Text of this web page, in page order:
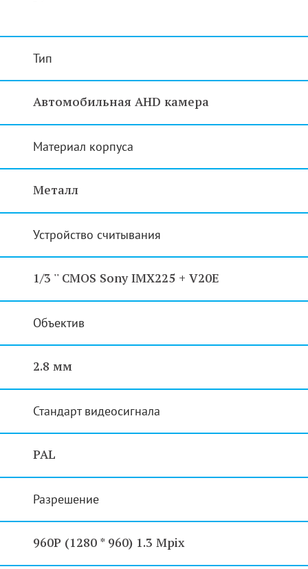
Тип
Автомобильная AHD камера
Материал корпуса
Металл
Устройство считывания
1/3 '' CMOS Sony IMX225 + V20E
Объектив
2.8 мм
Стандарт видеосигнала
PAL
Разрешение
960P (1280 * 960) 1.3 Mpix